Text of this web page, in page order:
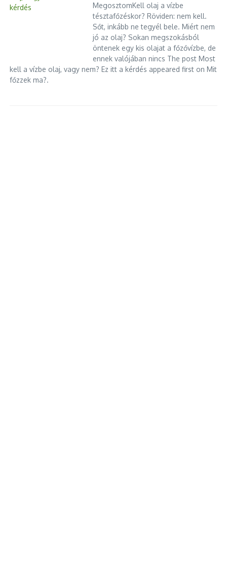
MegosztomKell olaj a vízbe
tésztafőzéskor? Röviden: nem kell.
Sőt, inkább ne tegyél bele. Miért nem
jó az olaj? Sokan megszokásból
öntenek egy kis olajat a főzővízbe, de
ennek valójában nincs The post Most
kell a vízbe olaj, vagy nem? Ez itt a kérdés appeared first on Mit
főzzek ma?.